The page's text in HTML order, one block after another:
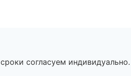
согласуем индивидуально.